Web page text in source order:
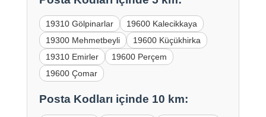
19310 Gölpinarlar
19600 Kalecikkaya
19300 Mehmetbeyli
19600 Küçükhirka
19310 Emirler
19600 Perçem
19600 Çomar
Posta Kodları içinde 10 km: